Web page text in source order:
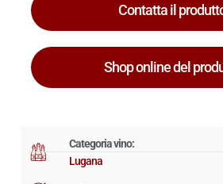
Categoria vino:
Lugana
Contatta il
Shop online del